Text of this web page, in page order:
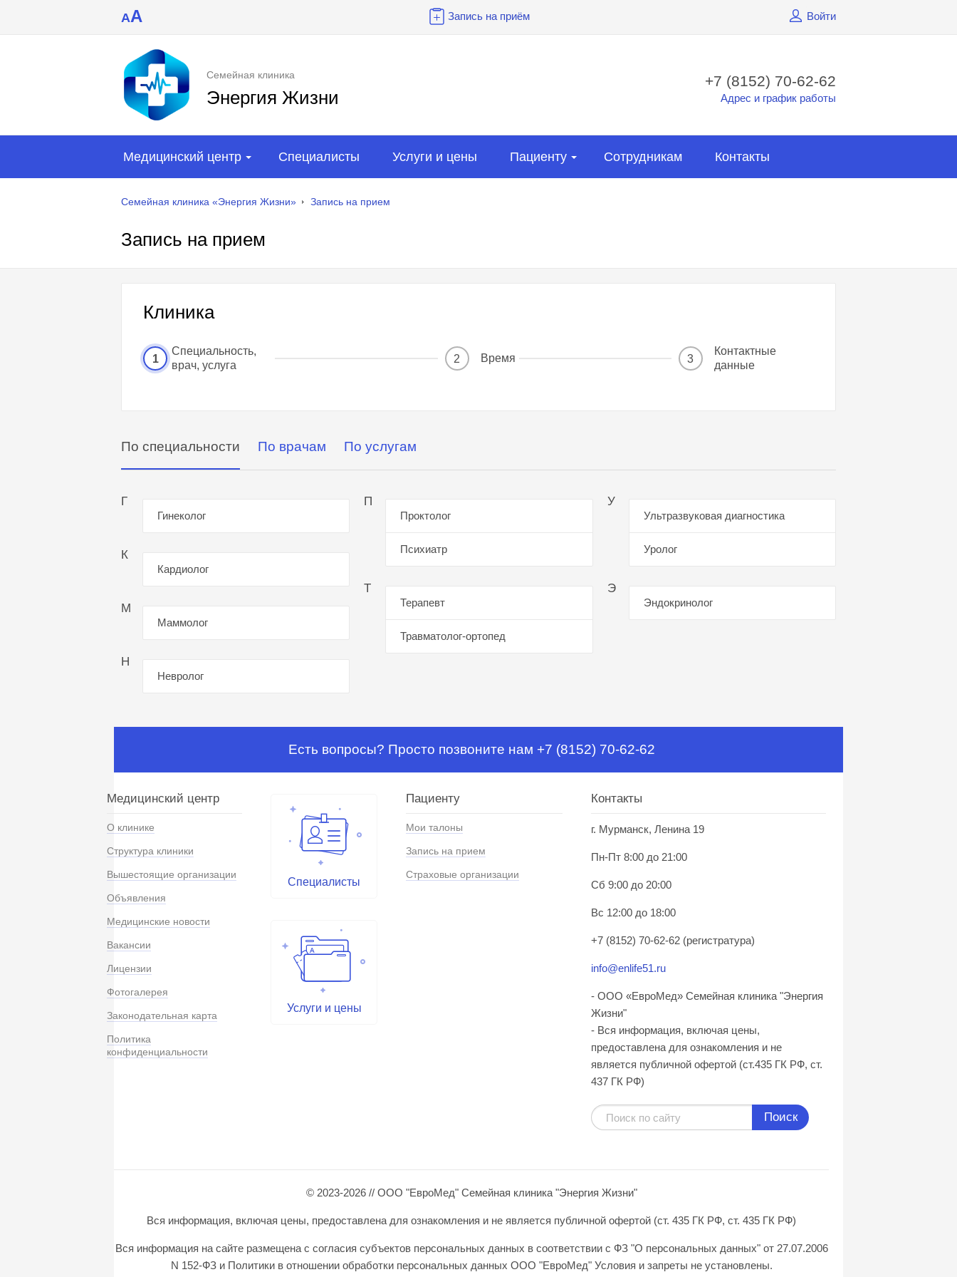
AA Запись на приём Войти
Семейная клиника
Энергия Жизни
+7 (8152) 70-62-62
Адрес и график работы
Медицинский центр Специалисты Услуги и цены Пациенту Сотрудникам Контакты
Семейная клиника «Энергия Жизни» Запись на прием
Запись на прием
Клиника
1
Специальность,
врач, услуга
2 Время 3
Контактные
данные
По специальности По врачам По услугам
Г
Гинеколог
К
Кардиолог
М
Маммолог
Н
Невролог
П
Проктолог
Психиатр
Т
Терапевт
Травматолог-ортопед
У
Ультразвуковая диагностика
Уролог
Э
Эндокринолог
Есть вопросы? Просто позвоните нам +7 (8152) 70-62-62
Медицинский центр
О клинике
Структура клиники
Вышестоящие организации
Объявления
Медицинские новости
Вакансии
Лицензии
Фотогалерея
Законодательная карта
Политика
конфиденциальности
Специалисты
Услуги и цены
Пациенту
Мои талоны
Запись на прием
Страховые организации
Контакты
г. Мурманск, Ленина 19
Пн-Пт 8:00 до 21:00
Сб 9:00 до 20:00
Вс 12:00 до 18:00
+7 (8152) 70-62-62 (регистратура)
info@enlife51.ru
- ООО «ЕвроМед» Семейная клиника "Энергия
Жизни"
- Вся информация, включая цены,
предоставлена для ознакомления и не
является публичной офертой (ст.435 ГК РФ, cт.
437 ГК РФ)
Поиск
© 2023-2026 // ООО "ЕвроМед" Семейная клиника "Энергия Жизни"
Вся информация, включая цены, предоставлена для ознакомления и не является публичной офертой (ст. 435 ГК РФ, ст. 435 ГК РФ)
Вся информация на сайте размещена с согласия субъектов персональных данных в соответствии с ФЗ "О персональных данных" от 27.07.2006
N 152-ФЗ и Политики в отношении обработки персональных данных ООО "ЕвроМед" Условия и запреты не установлены.